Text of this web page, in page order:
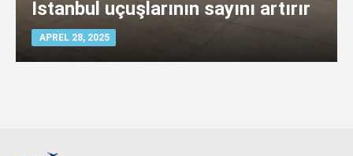
İstanbul uçuşlarının sayını artırır
APREL 28, 2025